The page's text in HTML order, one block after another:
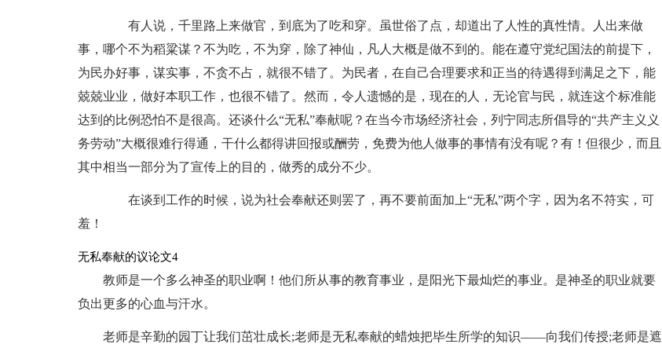
有人说，千里路上来做官，到底为了吃和穿。虽世俗了点，却道出了人性的真性情。人出来做
事，哪个不为稻粱谋？不为吃，不为穿，除了神仙，凡人大概是做不到的。能在遵守党纪国法的前提下，
为民办好事，谋实事，不贪不占，就很不错了。为民者，在自己合理要求和正当的待遇得到满足之下，能
兢兢业业，做好本职工作，也很不错了。然而，令人遗憾的是，现在的人，无论官与民，就连这个标准能
达到的比例恐怕不是很高。还谈什么“无私”奉献呢？在当今市场经济社会，列宁同志所倡导的“共产主义义
务劳动”大概很难行得通，干什么都得讲回报或酬劳，免费为他人做事的事情有没有呢？有！但很少，而且
其中相当一部分为了宣传上的目的，做秀的成分不少。
在谈到工作的时候，说为社会奉献还则罢了，再不要前面加上“无私”两个字，因为名不符实，可
羞！
无私奉献的议论文4
教师是一个多么神圣的职业啊！他们所从事的教育事业，是阳光下最灿烂的事业。是神圣的职业就要
负出更多的心血与汗水。
老师是辛勤的园丁让我们茁壮成长;老师是无私奉献的蜡烛把毕生所学的知识——向我们传授;老师是遮